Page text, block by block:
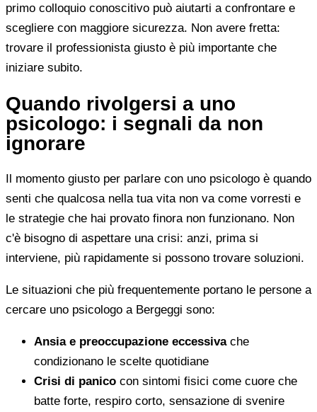
primo colloquio conoscitivo può aiutarti a confrontare e
scegliere con maggiore sicurezza. Non avere fretta:
trovare il professionista giusto è più importante che
iniziare subito.
Quando rivolgersi a uno
psicologo: i segnali da non
ignorare
Il momento giusto per parlare con uno psicologo è quando
senti che qualcosa nella tua vita non va come vorresti e
le strategie che hai provato finora non funzionano. Non
c'è bisogno di aspettare una crisi: anzi, prima si
interviene, più rapidamente si possono trovare soluzioni.
Le situazioni che più frequentemente portano le persone a
cercare uno psicologo a Bergeggi sono:
Ansia e preoccupazione eccessivache
condizionano le scelte quotidiane
Crisi di panico con sintomi fisici come cuore che
batte forte, respiro corto, sensazione di svenire